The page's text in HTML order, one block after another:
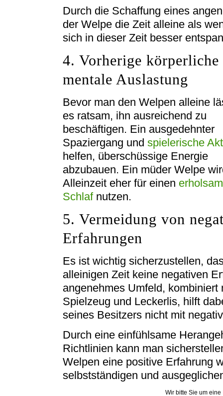
Durch die Schaffung eines
der Welpe die Zeit alleine als
sich in dieser Zeit besser
4. Vorherige körperliche
mentale Auslastung
Bevor man den Welpen alleine
es ratsam, ihn ausreichend zu
beschäftigen. Ein ausgedehnter
Spaziergang und spielerische
helfen, überschüssige Energie
abzubauen. Ein müder Welpe
Alleinzeit eher für einen
Schlafnutzen.
5. Vermeidung von
Erfahrungen
Es ist wichtig sicherzustellen,
alleinigen Zeit keine negativen
angenehmes Umfeld,
Spielzeug und Leckerlis, hilft
seines Besitzers nicht mit
Durch eine einfühlsame
Richtlinien kann man
Welpen eine positive Erfahrung
selbstständigen und
Wir bitte Sie um